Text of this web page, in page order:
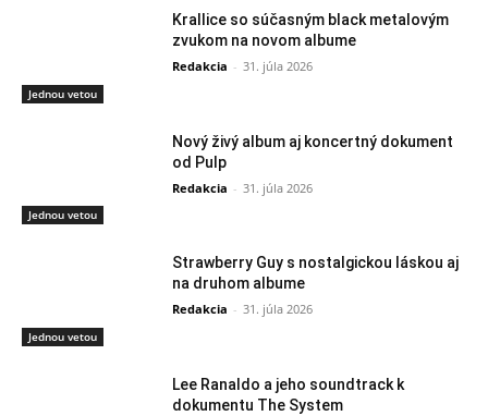
Jednou vetou
Krallice so súčasným black metalovým
zvukom na novom albume
Redakcia - 31. júla 2026
Jednou vetou
Nový živý album aj koncertný dokument
od Pulp
Redakcia - 31. júla 2026
Jednou vetou
Strawberry Guy s nostalgickou láskou aj
na druhom albume
Redakcia - 31. júla 2026
Lee Ranaldo a jeho soundtrack k
dokumentu The System